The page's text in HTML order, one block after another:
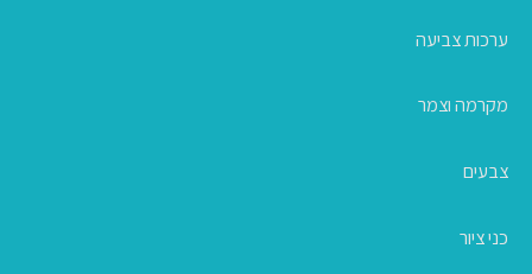
ערכות צביעה
מקרמה וצמר
צבעים
כני ציור